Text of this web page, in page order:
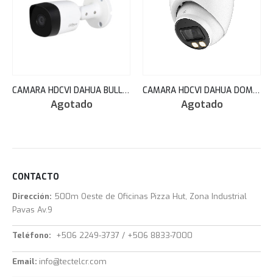
CAMARA HDCVI DAHUA BULLET IR 20M 5MP IP67 DAHUA TECHNOLOGY 2.8MM 20 FPS HAC-B2A51N
Agotado
CAMARA HDCVI DAHUA DOMO 2.8MM FULL COLOR DOBLE ILUMINADOR 5MP 40M MIC/AUDIO HAC-HDW1509TP-IL-A
Agotado
CONTACTO
Dirección: 500m Oeste de Oficinas Pizza Hut, Zona Industrial
Pavas Av.9
Teléfono: +506 2249-3737 / +506 8833-7000
Email: info@tectelcr.com